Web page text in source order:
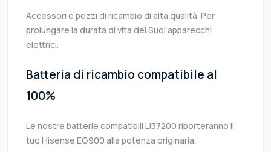
Accessori e pezzi di ricambio di alta qualità. Per
prolungare la durata di vita dei Suoi apparecchi
elettrici.
Batteria di ricambio compatibile al
100%
Le nostre batterie compatibili LI37200 riporteranno il
tuo Hisense EG900 alla potenza originaria.